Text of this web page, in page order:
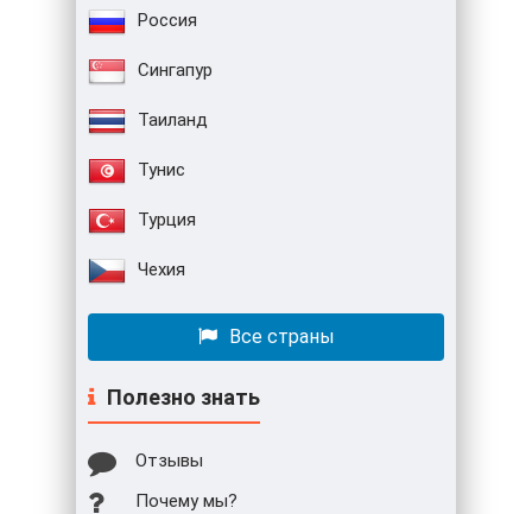
Россия
Сингапур
Таиланд
Тунис
Турция
Чехия
Все страны
Полезно знать
Отзывы
Почему мы?